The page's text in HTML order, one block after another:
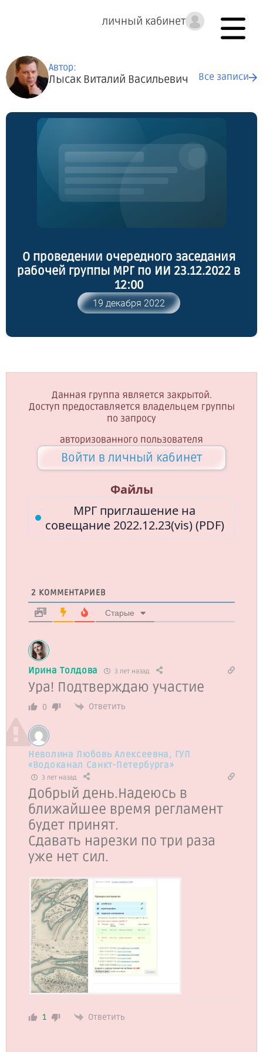
личный кабинет
Автор:
Лысак Виталий Васильевич Все записи
О проведении очередного заседания
рабочей группы МРГ по ИИ 23.12.2022 в
12:00
19 декабря 2022
Данная группа является закрытой.
Доступ предоставляется владельцем группы
по запросу
авторизованного пользователя
Войти в личный кабинет
Файлы
МРГ приглашение на
совещание 2022.12.23(vis) (PDF)
2 КОММЕНТАРИЕВ
Старые
Ирина Толдова 3 лет назад
Ура! Подтверждаю участие
0 Ответить
Неволина Любовь Алексеевна, ГУП
«Водоканал Санкт-Петербурга»
3 лет назад
Добрый день.Надеюсь в
ближайшее время регламент
будет принят.
Сдавать нарезки по три раза
уже нет сил.
1 Ответить